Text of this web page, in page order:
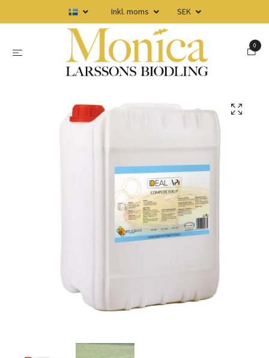
Inkl. moms SEK
0